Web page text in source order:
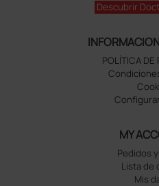
Descubrir
POLÍTICA DE
MY
Pedidos
Lista de
Mis